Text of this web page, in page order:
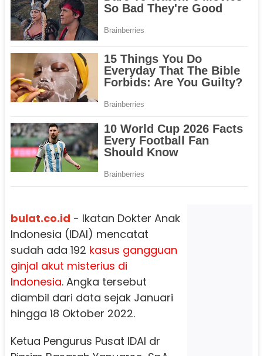
bulat.co.id - Ikatan Dokter Anak
Indonesia (IDAI) mencatat
sudah ada 192 kasus gangguan
ginjal akut misterius di
Indonesia. Angka tersebut
diambil dari data sejak Januari
hingga 18 Oktober 2022.
Ketua Pengurus Pusat IDAI dr